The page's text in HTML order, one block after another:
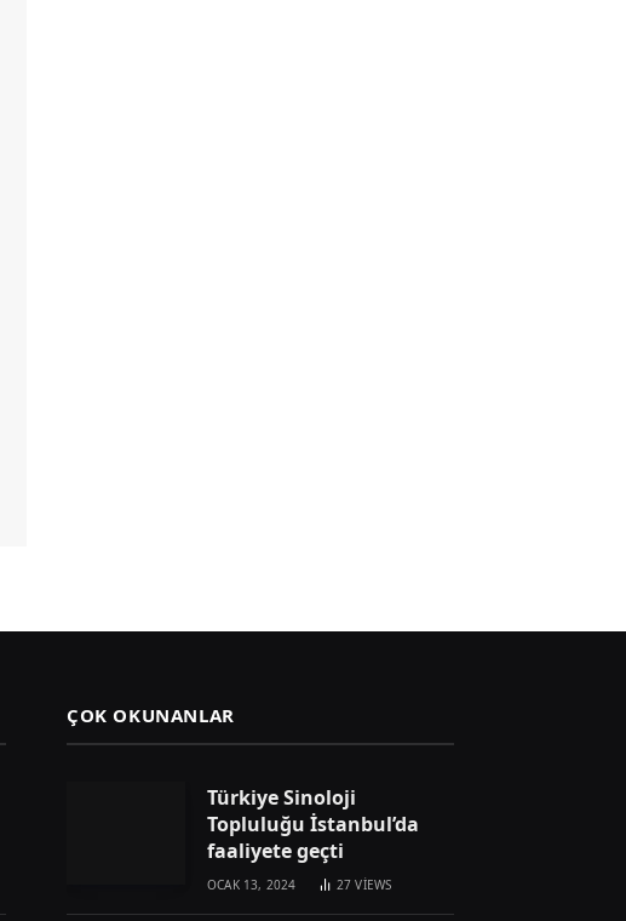
ÇOK OKUNANLAR
Türkiye Sinoloji
Topluluğu İstanbul’da
faaliyete geçti
OCAK 13, 2024 27VIEWS